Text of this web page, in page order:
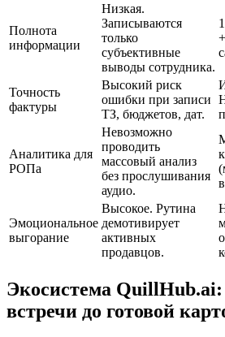
Полнота
информации
Низкая.
Записываются
только
субъективные
выводы сотрудника.
Точность
фактуры
Высокий риск
ошибки при записи
ТЗ, бюджетов, дат.
Аналитика для
РОПа
Невозможно
проводить
массовый анализ
без прослушивания
аудио.
Эмоциональное
выгорание
Высокое. Рутина
демотивирует
активных
продавцов.
Экосистема
встречи до готовой